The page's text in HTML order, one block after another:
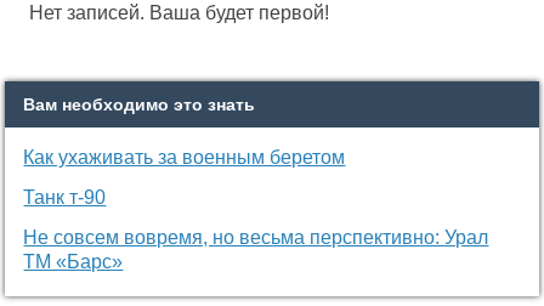
Нет записей. Ваша будет первой!
Вам необходимо это знать
Как ухаживать за военным беретом
Танк т-90
Не совсем вовремя, но весьма перспективно: Урал
ТМ «Барс»